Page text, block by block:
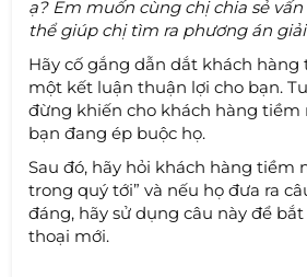
ạ? Em muốn cùng chị chia sẻ
thể giúp chị tìm ra phương án
Hãy cố gắng dẫn dắt khách
một kết luận thuận lợi cho bạn.
đừng khiến cho khách hàng tiềm
bạn đang ép buộc họ.
Sau đó, hãy hỏi khách hàng tiềm
trong quý tới” và nếu họ đưa ra
đáng, hãy sử dụng câu này để
thoại mới.